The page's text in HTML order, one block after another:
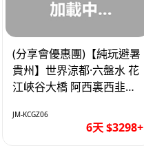
(分享會優惠團)【純玩避暑
貴州】世界涼都·六盤水 花
江峽谷大橋 阿西裏西韭菜
JM-KCGZ06
6天 $3298+